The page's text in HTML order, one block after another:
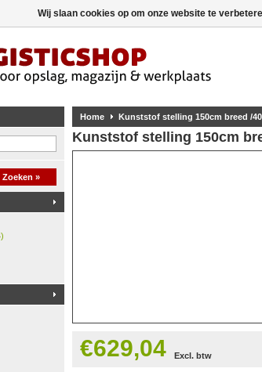
Zoeken »
Home Kunststof stelling 150cm breed /
Kunststof stelling 150cm
€629,04 Excl. btw
Wij slaan cookies op om onze website te